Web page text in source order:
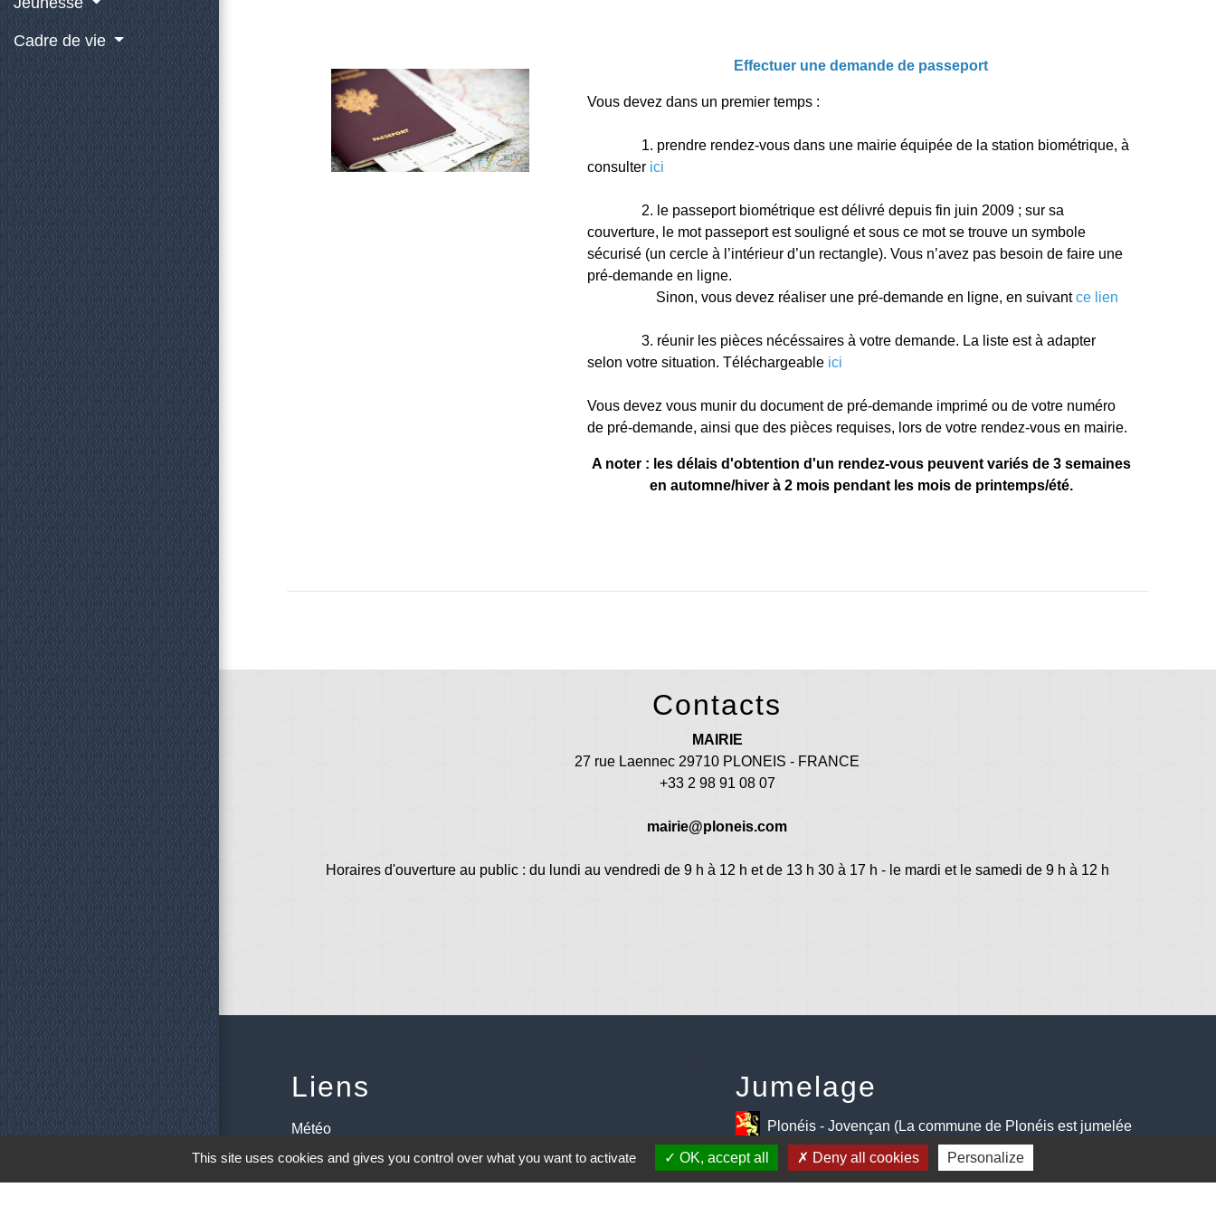
Cadre de vie
Effectuer une demande de passeport
Vous devez dans un premier temps :
1. prendre rendez-vous dans une mairie équipée de la station biométrique, à
consulter ici
2. le passeport biométrique est délivré depuis fin juin 2009 ; sur sa
couverture, le mot passeport est souligné et sous ce mot se trouve un symbole
sécurisé (un cercle à l’intérieur d’un rectangle). Vous n’avez pas besoin de faire une
pré-demande en ligne.
Sinon, vous devez réaliser une pré-demande en ligne, en suivantce lien
3. réunir les pièces nécéssaires à votre demande. La liste est à adapter
selon votre situation. Téléchargeable ici
Vous devez vous munir du document de pré-demande imprimé ou de votre numéro
de pré-demande, ainsi que des pièces requises, lors de votre rendez-vous en mairie.
A noter : les délais d'obtention d'un rendez-vous peuvent variés de 3 semaines
en automne/hiver à 2 mois pendant les mois de printemps/été.
Contacts
MAIRIE
27 rue Laennec 29710 PLONEIS - FRANCE
+33 2 98 91 08 07
mairie@ploneis.com
Horaires d'ouverture au public : du lundi au vendredi de 9 h à 12 h et de 13 h 30 à 17 h - le mardi et le samedi de 9 h à 12 h
Liens
Météo
Ouest France
Jumelage
Plonéis - Jovençan (La commune de Plonéis est jumelée
avec Jovençan, commune du Val d'Aoste en Italie depuis 2001)
This site uses cookies and gives you control over what you want to activate OK, accept all Deny all cookies Personalize